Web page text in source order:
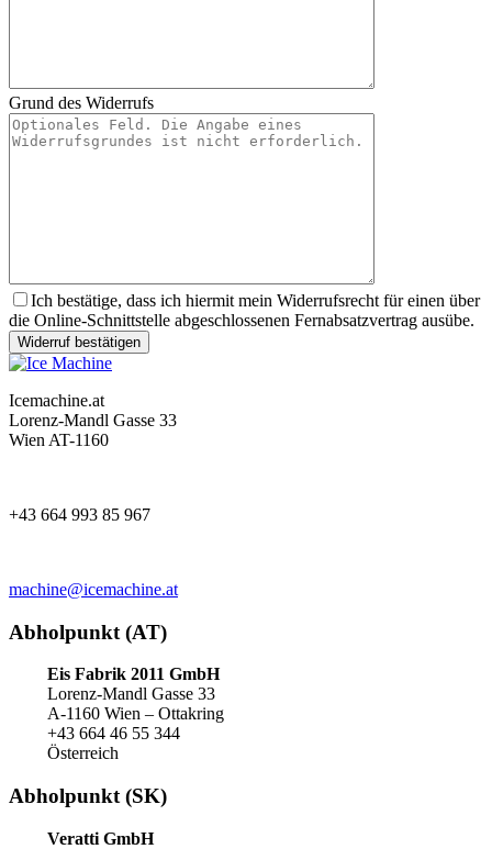
Grund des Widerrufs
Ich bestätige, dass ich hiermit mein Widerrufsrecht für einen über
die Online-Schnittstelle abgeschlossenen Fernabsatzvertrag ausübe.
Widerruf bestätigen
Icemachine.at
Lorenz-Mandl Gasse 33
Wien AT-1160
+43 664 993 85 967
machine@icemachine.at
Abholpunkt (AT)
Eis Fabrik 2011 GmbH
Lorenz-Mandl Gasse 33
A-1160 Wien – Ottakring
+43 664 46 55 344
Österreich
Abholpunkt (SK)
Veratti GmbH